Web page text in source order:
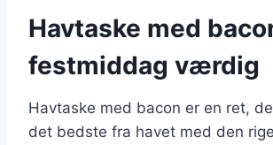
Havtaske med
festmiddag værdig
Havtaske med bacon er en ret,
det bedste fra havet med den